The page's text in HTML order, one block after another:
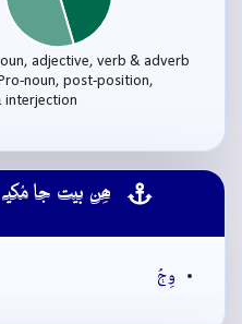
adjective, verb & adverb
noun, post-position,
interjection
ھِن بيت جا
وِڄُ